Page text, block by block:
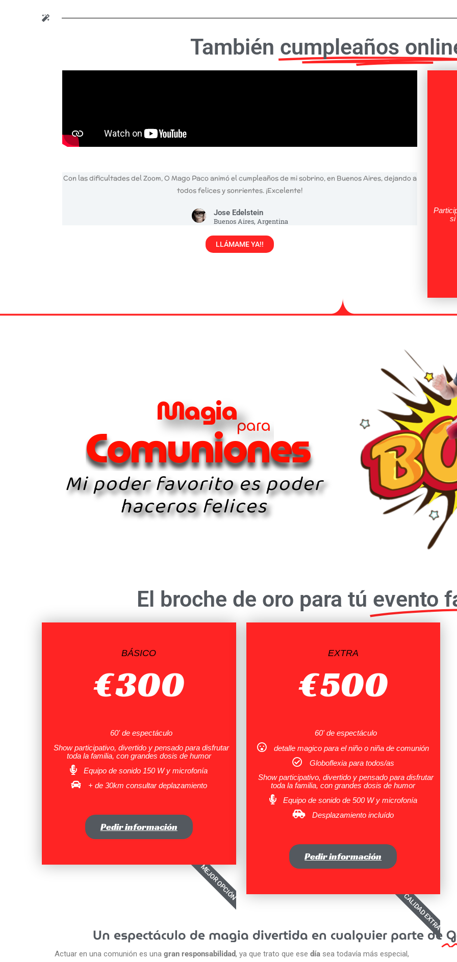
También cumpleaños
Con las dificultades del Zoom, O Mago Paco animó el cumpleaños de mi sobrino, en Buenos Aires, dejando a
todos felices y sonrientes. ¡Excelente!
Jose Edelstein
Buenos Aires, Argentina
LLÁMAME YA!!
si
Comuniones
Magia
Mi poder favorito es poder
haceros felices
para
El broche de oro para tú evento
BÁSICO
€300
60' de espectáculo
Show participativo, divertido y pensado para disfrutar
toda la familia, con grandes dosis de humor
Equipo de sonido 150 W y microfonía
+ de 30km consultar deplazamiento
Pedir información
MEJOR OPCIÓN
EXTRA
€500
60' de espectáculo
detalle magico para el niño o niña de comunión
Globoflexia para todos/as
Show participativo, divertido y pensado para disfrutar
toda la familia, con grandes dosis de humor
Equipo de sonido de 500 W y microfonía
Desplazamiento incluído
Pedir información
CALIDAD EXTRA
Un espectáculo de magia divertida en cualquier parte de
Actuar en una comunión es unagran responsabilidad, ya que trato que esedía sea todavía más especial,